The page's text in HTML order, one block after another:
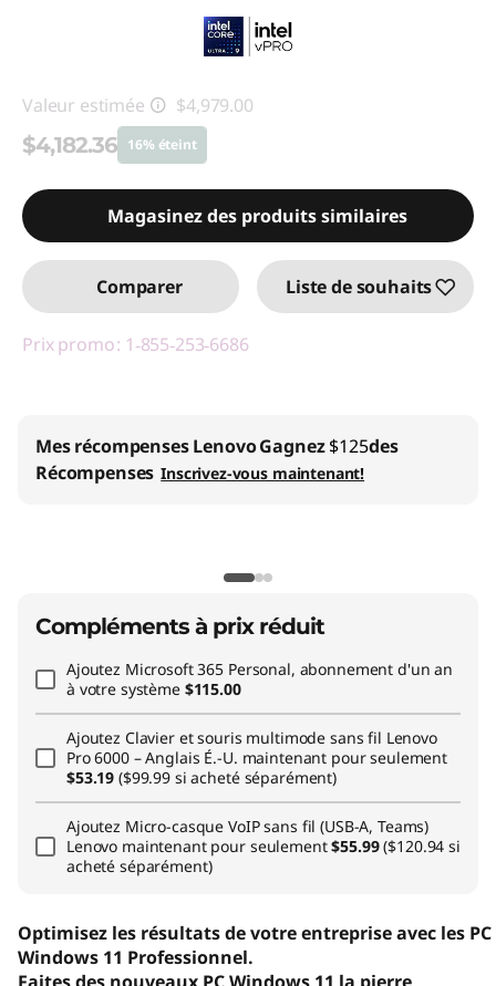
Valeur estimée $4,979.00
$4,182.36 16% éteint
Économies instantanées :-$796.64
Magasinez des produits similaires
Comparer Liste de souhaits
Prix promo : 1‑855‑253‑6686
Mes récompenses LenovoGagnez$125des
Récompenses Inscrivez-vous maintenant!
Compléments à prix réduit
Ajoutez Microsoft 365 Personal, abonnement d'un an
à votre système $115.00
Ajoutez Clavier et souris multimode sans fil Lenovo
Pro 6000 – Anglais É.-U. maintenant pour seulement
$53.19($99.99 si acheté séparément)
Ajoutez Micro-casque VoIP sans fil (USB-A, Teams)
Lenovo maintenant pour seulement$55.99($120.94 si
acheté séparément)
Optimisez les résultats de votre entreprise avec les PC
Windows 11 Professionnel.
Faites des nouveaux PC Windows 11 la pierre